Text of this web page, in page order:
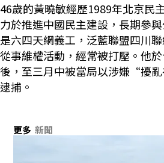
46歲的黃曉敏經歷1989年北京民
力於推進中國民主建設，長期參與
是六四天網義工，泛藍聯盟四川
從事維權活動，經常被打壓。他
後，至三月中被當局以涉嫌“擾
逮捕。
更多 新聞